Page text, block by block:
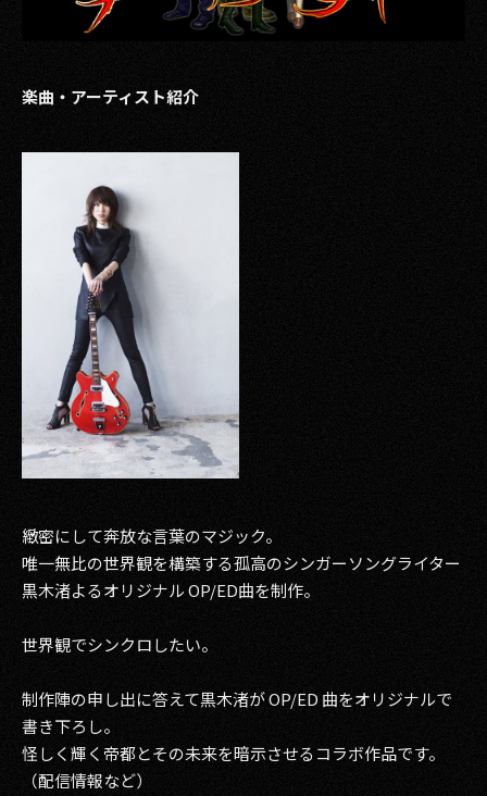
楽曲・アーティスト紹介
緻密にして奔放な言葉のマジック。
唯一無比の世界観を構築する孤高のシンガーソングライター
黒木渚よるオリジナル OP/ED曲を制作。
世界観でシンクロしたい。
制作陣の申し出に答えて黒木渚が OP/ED 曲をオリジナルで
書き下ろし。
怪しく輝く帝都とその未来を暗示させるコラボ作品です。
（配信情報など）